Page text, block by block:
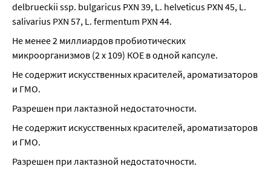
delbrueckii ssp. bulgaricus PXN 39, L. helveticus PXN 45, L.
salivarius PXN 57, L. fermentum PXN 44.
Не менее 2 миллиардов пробиотических
микроорганизмов (2 x 109) КОЕ в одной капсуле.
Не содержит искусственных красителей, ароматизаторов
и ГМО.
Разрешен при лактазной недостаточности.
Не содержит искусственных красителей, ароматизаторов
и ГМО.
Разрешен при лактазной недостаточности.